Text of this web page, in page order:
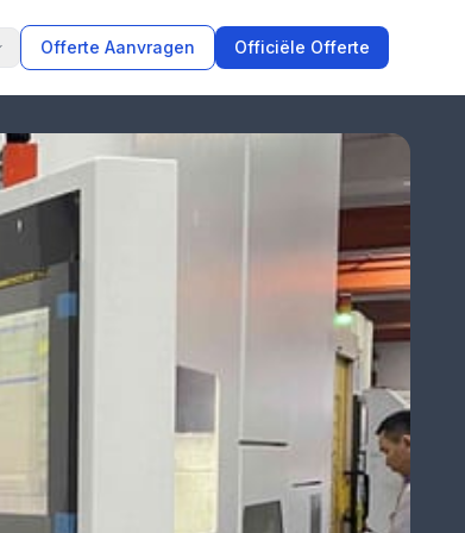
Offerte Aanvragen Officiële Offerte